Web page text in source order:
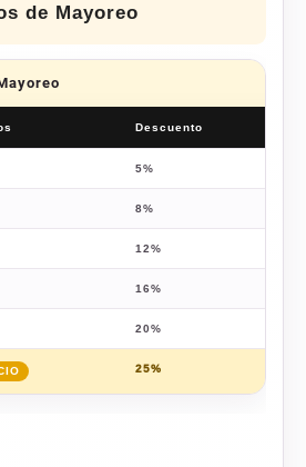
de Mayoreo
Descuento
5%
8%
12%
16%
20%
25%